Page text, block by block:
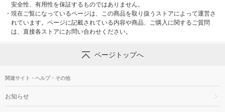
安全性、有用性を保証するものではありません。
・ 現在ご覧になっているページは、この商品を取り扱うストアによって運営さ
れています。ページに記載されている内容や商品、ご購入に関するご質問
は、直接各ストアにお問い合わせください。
ページトップへ
関連サイト・ヘルプ・その他
お知らせ